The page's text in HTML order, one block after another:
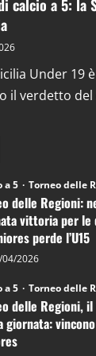
in Podcast
in
2026
calcio a 5: la
Under 19
il verdetto
a 5 Torneo delle
delle Regioni:
vittoria per le
perde l’U15
2026
a 5 Torneo delle
delle Regioni,
giornata: vincono